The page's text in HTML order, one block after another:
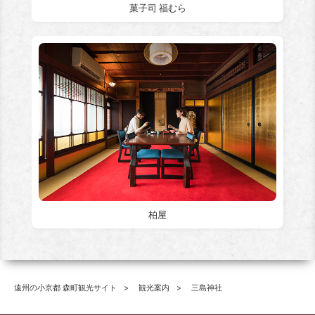
菓子司 福むら
柏屋
遠州の小京都 森町観光サイト 観光案内 三島神社